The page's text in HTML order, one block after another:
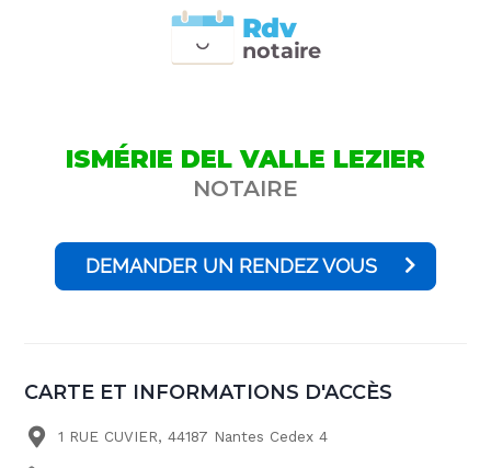
notaire
Rdv
ISMÉRIE DEL VALLE LEZIER
NOTAIRE
DEMANDER UN RENDEZ VOUS
CARTE ET INFORMATIONS D'ACCÈS
1 RUE CUVIER, 44187 Nantes Cedex 4